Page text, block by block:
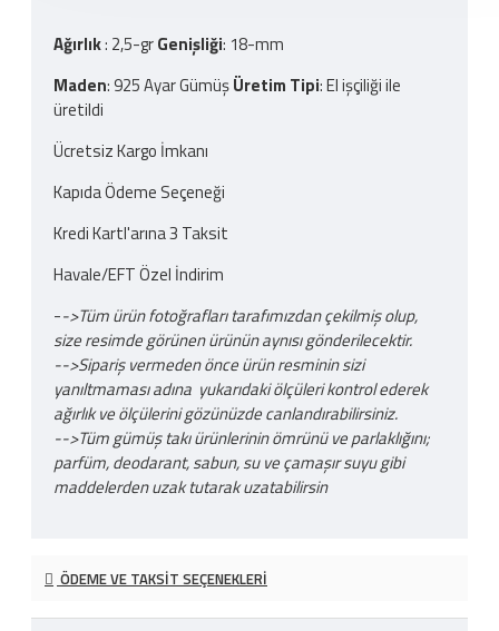
Ağırlık: 2,5-grGenişliği: 18-mm
Maden: 925 Ayar GümüşÜretim Tipi: El işçiliği ile
üretildi
Ücretsiz Kargo İmkanı
Kapıda Ödeme Seçeneği
Kredi Kartl'arına 3 Taksit
Havale/EFT Özel İndirim
-->Tüm ürün fotoğrafları tarafımızdan çekilmiş olup,
size resimde görünen ürünün aynısı gönderilecektir.
-->Sipariş vermeden önce ürün resminin sizi
yanıltmaması adına yukarıdaki ölçüleri kontrol ederek
ağırlık ve ölçülerini gözünüzde canlandırabilirsiniz.
-->Tüm gümüş takı ürünlerinin ömrünü ve parlaklığını;
parfüm, deodarant, sabun, su ve çamaşır suyu gibi
maddelerden uzak tutarak uzatabilirsin
ÖDEME VE TAKSIT SEÇENEKLERI